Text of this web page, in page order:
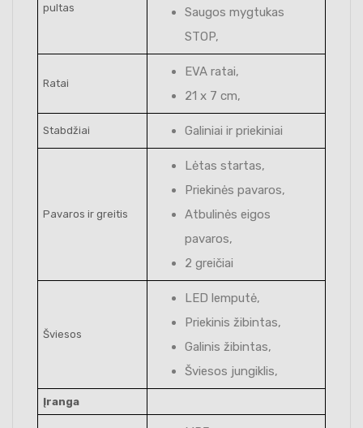
pultas
Saugos mygtukas
STOP,
Ratai
EVA ratai,
21 x 7 cm,
Stabdžiai Galiniai ir priekiniai
Pavaros ir greitis
Lėtas startas,
Priekinės pavaros,
Atbulinės eigos
pavaros,
2 greičiai
Šviesos
LED lemputė,
Priekinis žibintas,
Galinis žibintas,
Šviesos jungiklis,
Įranga